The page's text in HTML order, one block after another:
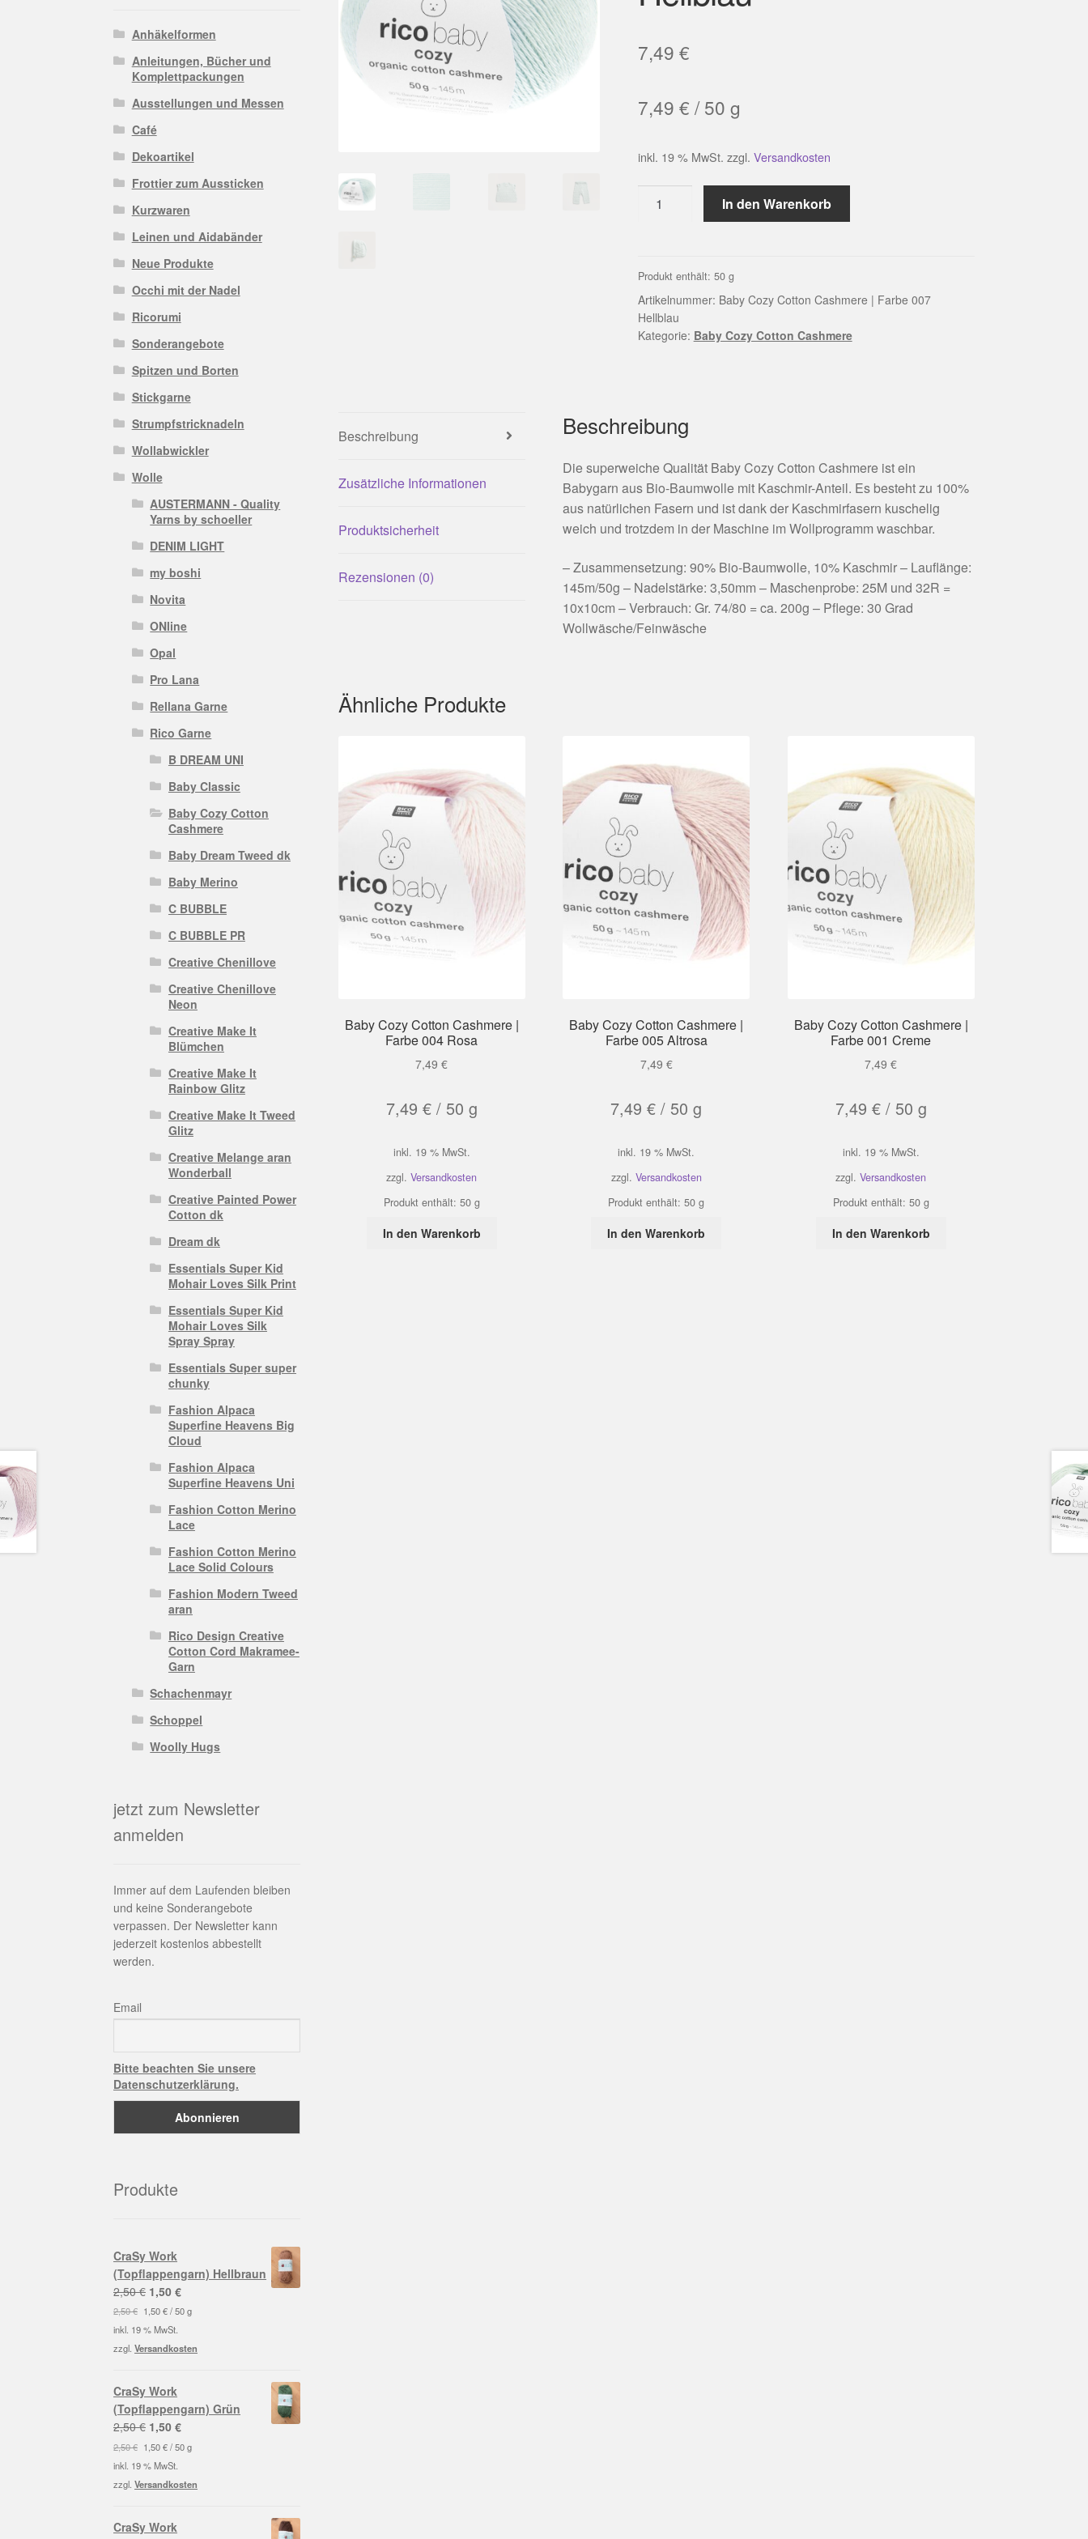
7,49 €
7,49 € /50 g
inkl. 19 % MwSt. zzgl. Versandkosten
Cozy
|
Farbe
007
Hellblau
In den Warenkorb
Produkt enthält: 50 g
Artikelnummer: Baby Cozy Cotton Cashmere | Farbe 007
Hellblau
Kategorie: Baby Cozy Cotton Cashmere
Beschreibung
Zusätzliche Informationen
Produktsicherheit
Rezensionen (0)
Beschreibung
Die superweiche Qualität Baby Cozy Cotton Cashmere ist ein
Babygarn aus Bio-Baumwolle mit Kaschmir-Anteil. Es besteht zu 100%
aus natürlichen Fasern und ist dank der Kaschmirfasern kuschelig
weich und trotzdem in der Maschine im Wollprogramm waschbar.
– Zusammensetzung: 90% Bio-Baumwolle, 10% Kaschmir – Lauflänge:
145m/50g – Nadelstärke: 3,50mm – Maschenprobe: 25M und 32R =
10x10cm – Verbrauch: Gr. 74/80 = ca. 200g – Pflege: 30 Grad
Wollwäsche/Feinwäsche
Ähnliche Produkte
Baby Cozy Cotton Cashmere |
Farbe 004 Rosa
7,49€
7,49 €/ 50 g
inkl. 19 % MwSt.
zzgl.Versandkosten
Produkt enthält: 50 g
In den Warenkorb
Baby Cozy Cotton Cashmere |
Farbe 005 Altrosa
7,49 €
7,49€ / 50 g
inkl. 19 % MwSt.
zzgl. Versandkosten
Produkt enthält: 50g
In den Warenkorb
Baby Cozy Cotton Cashmere |
Farbe 001 Creme
7,49€
7,49 €/ 50 g
inkl. 19 % MwSt.
zzgl.Versandkosten
Produkt enthält: 50 g
In den Warenkorb
Anhäkelformen
Anleitungen, Bücher und
Komplettpackungen
Ausstellungen und Messen
Café
Dekoartikel
Frottier zum Aussticken
Kurzwaren
Leinen und Aidabänder
Neue Produkte
Occhi mit der Nadel
Ricorumi
Sonderangebote
Spitzen und Borten
Stickgarne
Strumpfstricknadeln
Wollabwickler
Wolle
AUSTERMANN - Quality
Yarns by schoeller
DENIM LIGHT
my boshi
Novita
ONline
Opal
Pro Lana
Rellana Garne
Rico Garne
B DREAM UNI
Baby Classic
Baby Cozy Cotton
Cashmere
Baby Dream Tweed dk
Baby Merino
C BUBBLE
C BUBBLE PR
Creative Chenillove
Creative Chenillove
Neon
Creative Make It
Blümchen
Creative Make It
Rainbow Glitz
Creative Make It Tweed
Glitz
Creative Melange aran
Wonderball
Creative Painted Power
Cotton dk
Dream dk
Essentials Super Kid
Mohair Loves Silk Print
Essentials Super Kid
Mohair Loves Silk
Spray Spray
Essentials Super super
chunky
Fashion Alpaca
Superfine Heavens Big
Cloud
Fashion Alpaca
Superfine Heavens Uni
Fashion Cotton Merino
Lace
Fashion Cotton Merino
Lace Solid Colours
Fashion Modern Tweed
aran
Rico Design Creative
Cotton Cord Makramee-
Garn
Schachenmayr
Schoppel
Woolly Hugs
jetzt zum Newsletter
anmelden
Immer auf dem Laufenden bleiben
und keine Sonderangebote
verpassen. Der Newsletter kann
jederzeit kostenlos abbestellt
werden.
Email
Bitte beachten Sie unsere
Datenschutzerklärung.
Produkte
CraSy Work
(Topflappengarn) Hellbraun
2,50€ Ursprünglicher
Preis
war:
2,50 €
1,50€Aktueller
Preis
1,50 €.
2,50€ 1,50€/50 g
inkl. 19 % MwSt.
zzgl.Versandkosten
CraSy Work
(Topflappengarn) Grün
2,50€ Ursprünglicher
Preis
war:
2,50 €
1,50€Aktueller
Preis
1,50 €.
2,50€ 1,50€/50 g
inkl. 19 % MwSt.
zzgl.Versandkosten
CraSy Work